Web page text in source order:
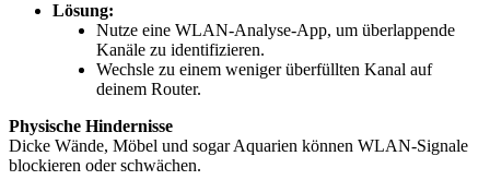
Lösung:
Nutze eine WLAN-Analyse-App, um überlappende
Kanäle zu identifizieren.
Wechsle zu einem weniger überfüllten Kanal auf
deinem Router.
Physische Hindernisse
Dicke Wände, Möbel und sogar Aquarien können WLAN-Signale
blockieren oder schwächen.